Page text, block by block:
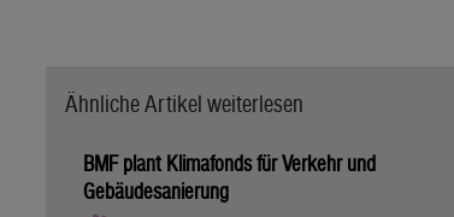
Ähnliche Artikel weiterlesen
BMF plant Klimafonds für Verkehr und
Gebäudesanierung